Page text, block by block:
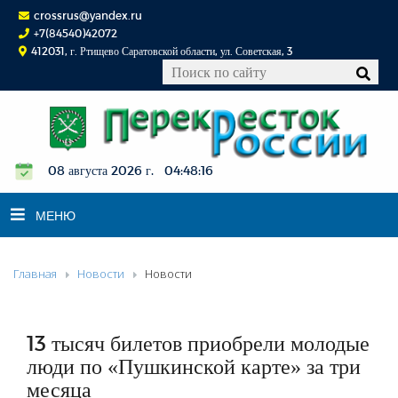
crossrus@yandex.ru
+7(84540)42072
412031, г. Ртищево Саратовской области, ул. Советская, 3
08 августа 2026 г. 04:48:17
МЕНЮ
НОВОСТИ
К СВЕДЕНИЮ
КОНКУРСЫ
ФОТОРЕПОРТАЖИ
Главная Новости Новости
13 тысяч билетов приобрели молодые
люди по «Пушкинской карте» за три
месяца